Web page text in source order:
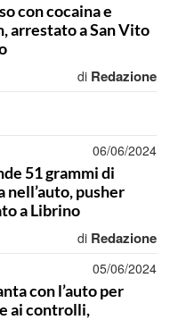
con cocaina e
arrestato a San Vito
di Redazione
06/06/2024
51 grammi di
nell’auto, pusher
a Librino
di Redazione
05/06/2024
con l’auto per
ai controlli,